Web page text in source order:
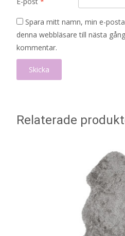
Spara mitt namn, min e-
denna webbläsare till nästa
kommentar.
Relaterade